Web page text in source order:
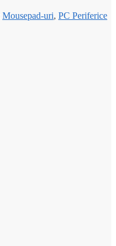
Mousepad-uri, PC Periferice